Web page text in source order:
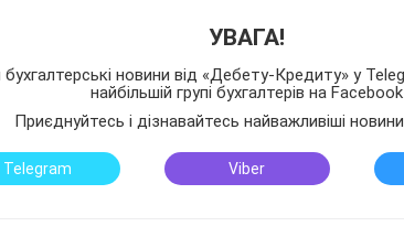
УВАГА!
новини від «Дебету-Кредиту» у
найбільшій групі бухгалтерів на Facebook
Приєднуйтесь і дізнавайтесь найважливіші
Telegram Viber